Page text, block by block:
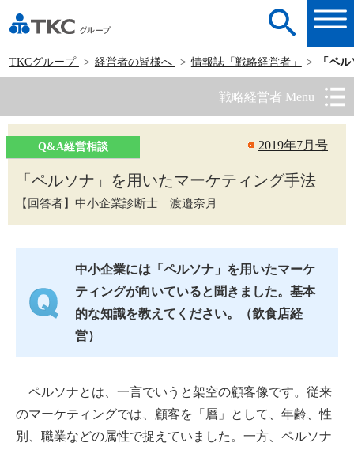
TKCグループ 経営者の皆様へ 情報誌「戦略経営者」 「ペ
戦略経営者 Menu
2019年7月号
Q&A経営相談
「ペルソナ」を用いたマーケティング手法
【回答者】中小企業診断士 渡邉奈月
中小企業には「ペルソナ」を用いたマーケ
ティングが向いていると聞きました。基本
的な知識を教えてください。（飲食店経
営）
ペルソナとは、一言でいうと架空の顧客像です。従来
のマーケティングでは、顧客を「層」として、年齢、性
別、職業などの属性で捉えていました。一方、ペルソナ